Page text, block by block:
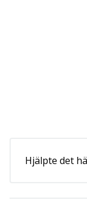
Hjälpte det